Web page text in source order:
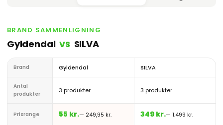
BRAND SAMMENLIGNING
Gyldendal VS SILVA
Brand Gyldendal SILVA
Antal
produkter
3 produkter 3 produkter
Prisrange 55 kr.— 249,95 kr. 349 kr.— 1.499 kr.